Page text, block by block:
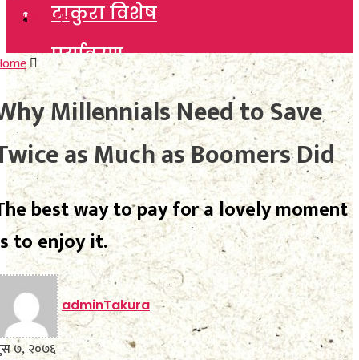
टाकुरा विशेष
पर्यावरण
विचार
कला साहित्य
खेलकुद
विविध
अन्तर्वार्ता
मनाेरञ्जन
टाकुरा विशेष
पर्यावरण
विचार
कला साहित्य
खेलकुद
विविध
अन्तर्वार्ता
मनाेरञ्जन
फाेटाे फिचर
Millennials Need to Save
as Much as Boomers Did
best way to pay for a lovely moment
to enjoy it.
adminTakura
७, २०७६